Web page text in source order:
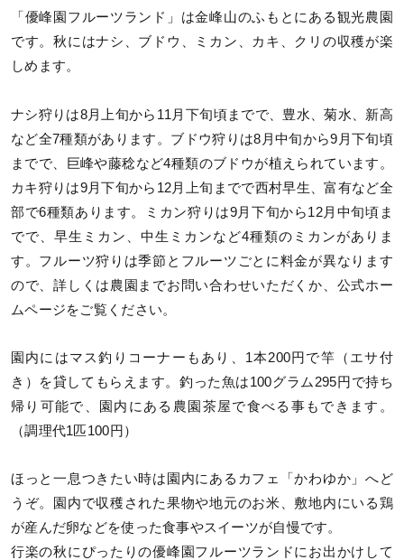
「優峰園フルーツランド」は金峰山のふもとにある観光農園
です。秋にはナシ、ブドウ、ミカン、カキ、クリの収穫が楽
しめます。
ナシ狩りは8月上旬から11月下旬頃までで、豊水、菊水、新高
など全7種類があります。ブドウ狩りは8月中旬から9月下旬頃
までで、巨峰や藤稔など4種類のブドウが植えられています。
カキ狩りは9月下旬から12月上旬までで西村早生、富有など全
部で6種類あります。ミカン狩りは9月下旬から12月中旬頃ま
でで、早生ミカン、中生ミカンなど4種類のミカンがありま
す。フルーツ狩りは季節とフルーツごとに料金が異なります
ので、詳しくは農園までお問い合わせいただくか、公式ホー
ムページをご覧ください。
園内にはマス釣りコーナーもあり、1本200円で竿（エサ付
き）を貸してもらえます。釣った魚は100グラム295円で持ち
帰り可能で、園内にある農園茶屋で食べる事もできます。
（調理代1匹100円）
ほっと一息つきたい時は園内にあるカフェ「かわゆか」へど
うぞ。園内で収穫された果物や地元のお米、敷地内にいる鶏
が産んだ卵などを使った食事やスイーツが自慢です。
行楽の秋にぴったりの優峰園フルーツランドにお出かけして